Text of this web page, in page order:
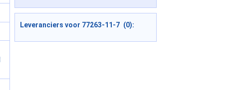
Leveranciers voor 77263-11-7 (0):